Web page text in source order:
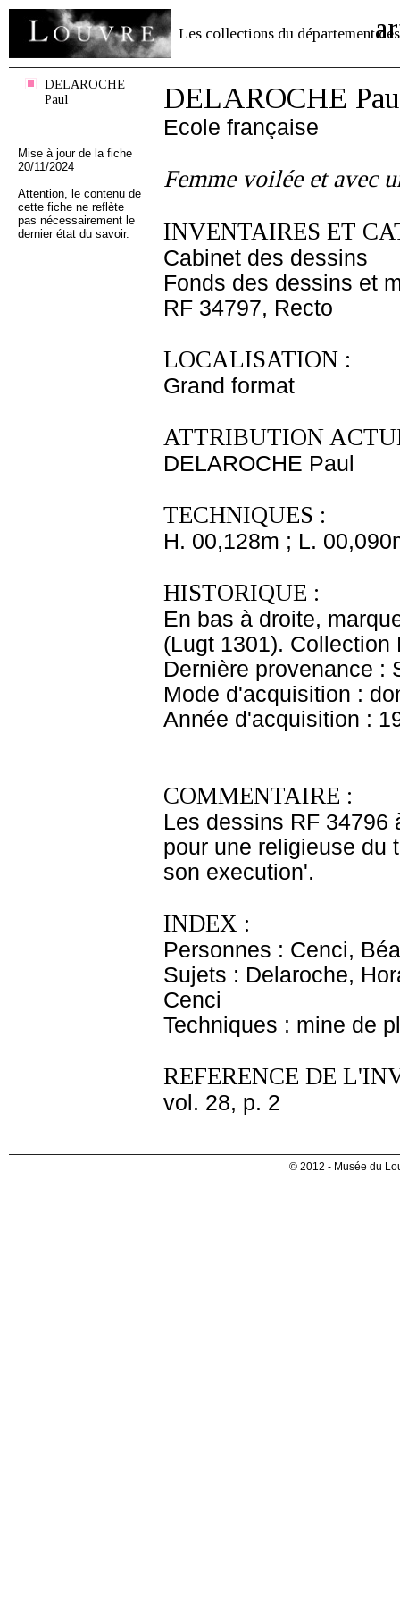
Les collections du département des
DELAROCHE
Paul
Mise à jour de la fiche
20/11/2024
Attention, le contenu de
cette fiche ne reflète
pas nécessairement le
dernier état du savoir.
DELAROCHE
Ecole française
Femme voilée et avec
INVENTAIRES ET
Cabinet des dessins
Fonds des dessins et
RF 34797, Recto
LOCALISATION :
Grand format
ATTRIBUTION
DELAROCHE Paul
TECHNIQUES :
H. 00,128m ; L.
HISTORIQUE :
En bas à droite,
(Lugt 1301). Collection
Dernière provenance :
Mode d'acquisition :
Année d'acquisition :
COMMENTAIRE :
Les dessins RF 34796
pour une religieuse du
son execution'.
INDEX :
Personnes : Cenci,
Sujets : Delaroche,
Cenci
Techniques : mine de
REFERENCE DE
vol. 28, p. 2
© 2012 - Musée du